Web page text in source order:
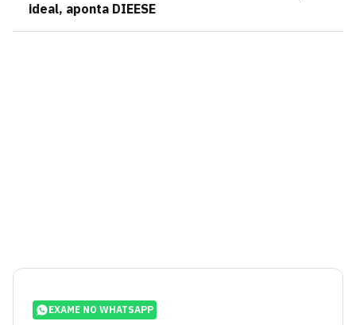
ideal, aponta DIEESE
EXAME NO WHATSAPP